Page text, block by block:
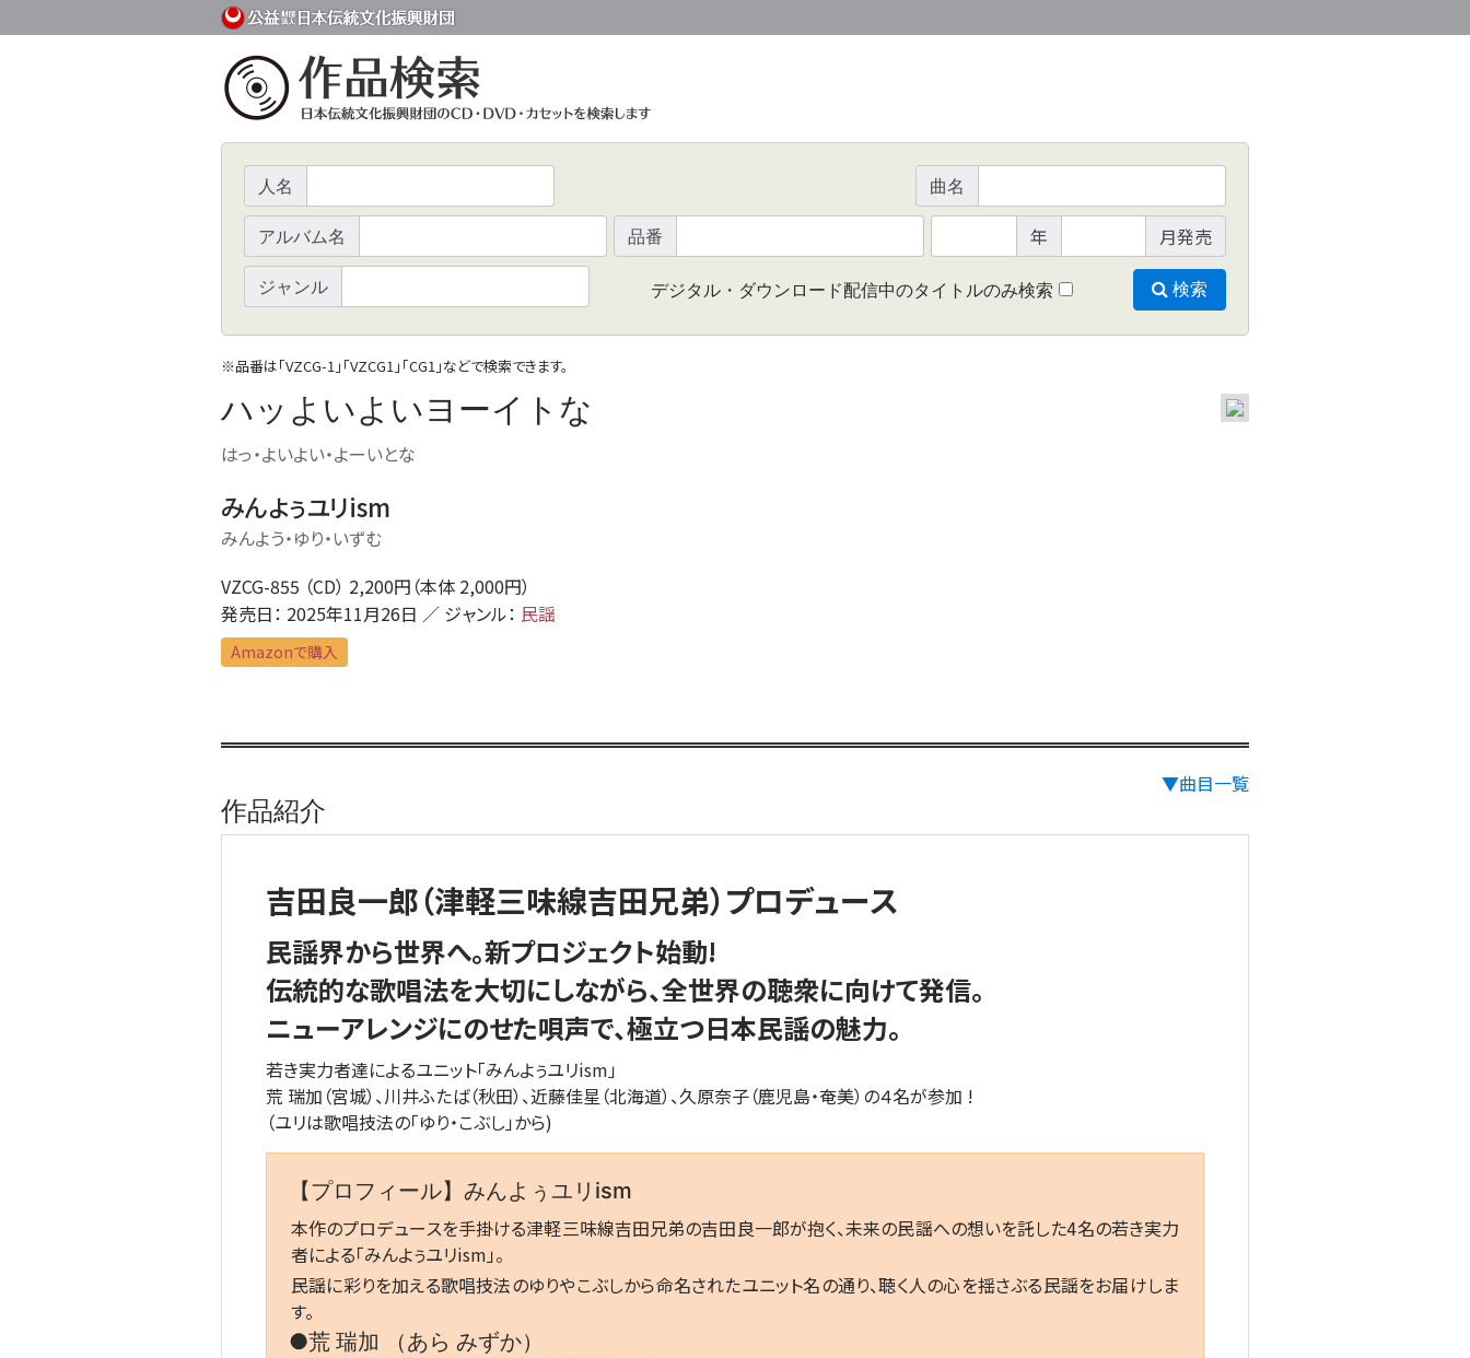
人名 曲名
アルバム名 品番 年 月発売
ジャンル デジタル・ダウンロード配信中のタイトルのみ検索 検索
※品番は「VZCG-1」「VZCG1」「CG1」などで検索できます。
ハッよいよいヨーイトな
はっ・よいよい・よーいとな
みんよぅユリism
みんよう・ゆり・いずむ
VZCG-855 （CD） 2,200円（本体 2,000円）
発売日： 2025年11月26日 ／ ジャンル： 民謡
Amazonで購入
▼曲目一覧
作品紹介
吉田良一郎（津軽三味線吉田兄弟）プロデュース
民謡界から世界へ。新プロジェクト始動!
伝統的な歌唱法を大切にしながら、全世界の聴衆に向けて発信。
ニューアレンジにのせた唄声で、極立つ日本民謡の魅力。
若き実力者達によるユニット「みんよぅユリism」
荒 瑞加 （宮城）、川井ふたば（秋田）、近藤佳星 （北海道）、久原奈子（鹿児島・奄美）の４名が参加 !
（ユリは歌唱技法の「ゆり・こぶし」から)
【プロフィール】みんよぅユリism
本作のプロデュースを手掛ける津軽三味線吉田兄弟の吉田良一郎が抱く、未来の民謡への想いを託した4名の若き実力
者による「みんよぅユリism」。
民謡に彩りを加える歌唱技法のゆりやこぶしから命名されたユニット名の通り、聴く人の心を揺さぶる民謡をお届けしま
す。
●荒 瑞加 （あら みずか）